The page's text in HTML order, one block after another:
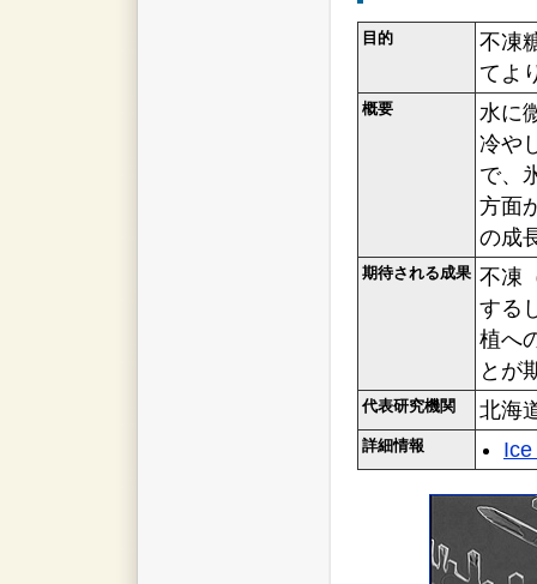
目的
不凍
てよ
概要
水に
冷や
で、
方面
の成
期待される成果 不凍
する
植へ
とが
代表研究機関 北海
詳細情報